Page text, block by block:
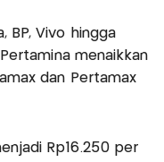
BP, Vivo hingga
menaikkan
dan Pertamax
Rp16.250 per